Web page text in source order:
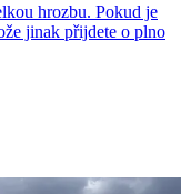
hrozbu. Pokud je
jinak přijdete o plno